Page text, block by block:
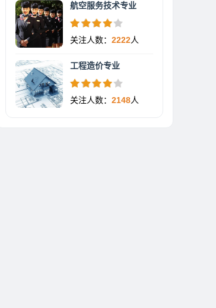
航空服务技术专业
关注人数： 2222人
工程造价专业
关注人数： 2148人